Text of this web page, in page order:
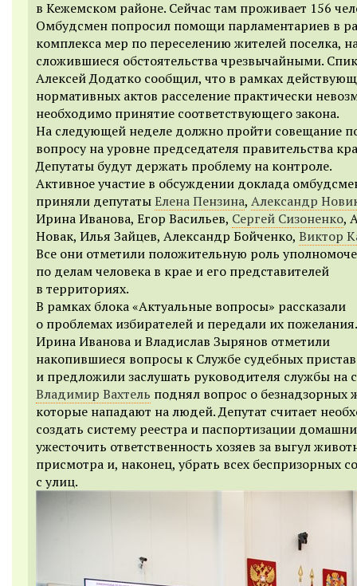
в Кежемском районе. Сейчас там проживает 156
Омбудсмен попросил помощи парламентариев в
комплекса мер по переселению жителей поселка,
сложившиеся обстоятельства чрезвычайными.
Алексей Додатко сообщил, что в рамках
нормативных актов расселение практически
необходимо принятие соответствующего закона.
На следующей неделе должно пройти совещание
вопросу на уровне председателя правительства
Депутаты будут держать проблему на контроле.
Активное участие в обсуждении доклада
приняли депутатыЕлена Пензина, Александр
Ирина Иванова, Егор Васильев, Сергей Сизоненко,
Новак, Илья Зайцев, Александр Бойченко, Виктор
Все они отметили положительную роль
по делам человека в крае и его представителей
в территориях.
В рамках блока «Актуальные вопросы» рассказали
о проблемах избирателей и передали их
Ирина Иванова и Владислав Зырянов отметили
накопившиеся вопросы к Службе судебных
и предложили заслушать руководителя службы на
Владимир Вахтель поднял вопрос о безнадзорных
которые нападают на людей. Депутат считает
создать систему реестра и паспортизации
ужесточить ответственность хозяев за выгул
присмотра и, наконец, убрать всех беспризорных
с улиц.